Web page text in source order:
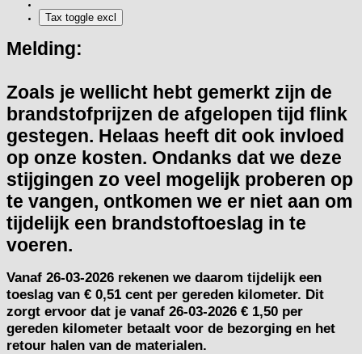
Melding:
Zoals je wellicht hebt gemerkt zijn de
brandstofprijzen de afgelopen tijd flink
gestegen. Helaas heeft dit ook invloed
op onze kosten. Ondanks dat we deze
stijgingen zo veel mogelijk proberen op
te vangen, ontkomen we er niet aan om
tijdelijk een brandstoftoeslag in te
voeren.
Vanaf 26-03-2026 rekenen we daarom tijdelijk een
toeslag van € 0,51 cent per gereden kilometer. Dit
zorgt ervoor dat je vanaf 26-03-2026 € 1,50 per
gereden kilometer betaalt voor de bezorging en het
retour halen van de materialen.